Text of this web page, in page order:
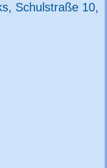
Schulstraße 10,